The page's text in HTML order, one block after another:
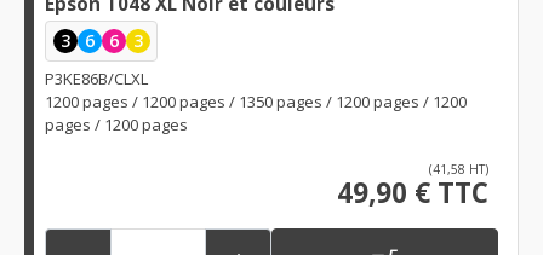
3 6 6 3
P3KE86B/CLXL
1200 pages / 1200 pages / 1350 pages / 1200 pages / 1200
pages / 1200 pages
(41,58 HT)
49,90 € TTC